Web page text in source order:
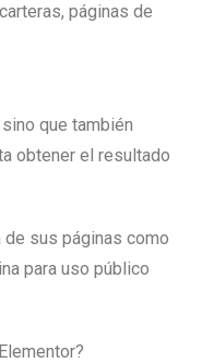
páginas de
que también
obtener el resultado
de sus páginas como
para uso público